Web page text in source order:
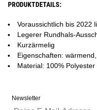
PRODUKTDETAILS:
Voraussichtlich bis 2022
Legerer Rundhals-
Kurzärmelig
Eigenschaften:
Material: 100% Polyester
Newsletter